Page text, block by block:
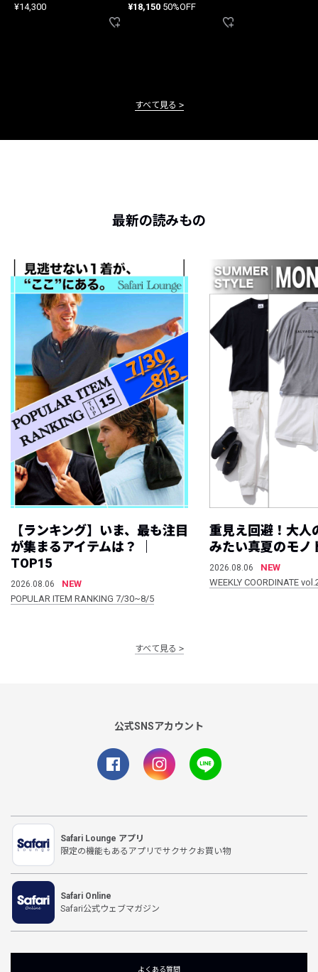
¥14,300 ¥18,150 50%OFF
すべて見る
最新の読みもの
【ランキング】いま、最も注目
が集まるアイテムは？ ｜
TOP15
2026.08.06
NEW
POPULAR ITEM RANKING 7/30~8/5
重見え回避！大人
みたい真夏のモノ
2026.08.06
NEW
WEEKLY COORDINATE
すべて見る
公式SNSアカウント
Safari Lounge アプリ
限定の機能もあるアプリでサクサクお買い物
Safari Online
Safari公式ウェブマガジン
よくある質問